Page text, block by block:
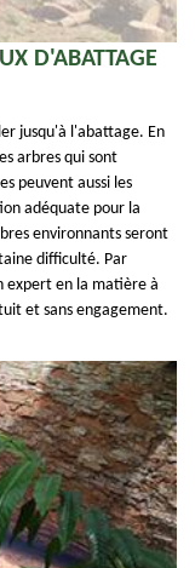
D'ABATTAGE
jusqu'à l'abattage. En
arbres qui sont
peuvent aussi les
adéquate pour la
environnants seront
difficulté. Par
expert en la matière à
et sans engagement.